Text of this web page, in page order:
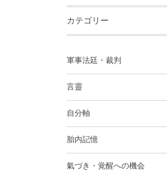
カテゴリー
軍事法廷・裁判
言靈
自分軸
胎内記憶
氣づき・覚醒への機会